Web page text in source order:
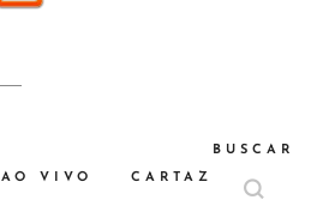
AO VIVO CARTAZ
BUSCAR